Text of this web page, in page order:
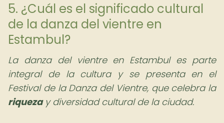
5. ¿Cuál es el significado cultural
de la danza del vientre en
Estambul?
La danza del vientre en Estambul es parte
integral de la cultura y se presenta en el
Festival de la Danza del Vientre, que celebra la
riquezay diversidad cultural de la ciudad.